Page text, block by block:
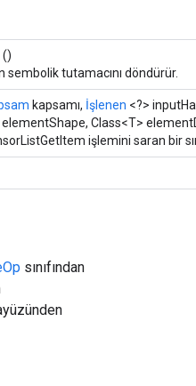
()
sembolik tutamacını döndürür.
kapsamı, İşlenen <?>
elementShape, Class<T>
işlemini saran bir
sınıfından